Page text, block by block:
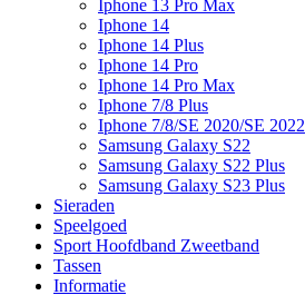
Iphone 13 Pro Max
Iphone 14
Iphone 14 Plus
Iphone 14 Pro
Iphone 14 Pro Max
Iphone 7/8 Plus
Iphone 7/8/SE 2020/SE 2022
Samsung Galaxy S22
Samsung Galaxy S22 Plus
Samsung Galaxy S23 Plus
Sieraden
Speelgoed
Sport Hoofdband Zweetband
Tassen
Informatie